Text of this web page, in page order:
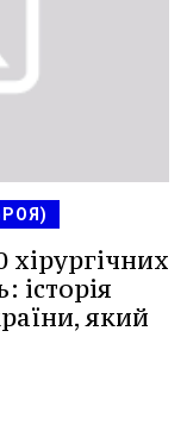
хірургічних
історія
який